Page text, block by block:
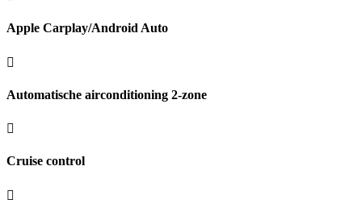
Apple Carplay/Android Auto
Automatische airconditioning 2-zone
Cruise control